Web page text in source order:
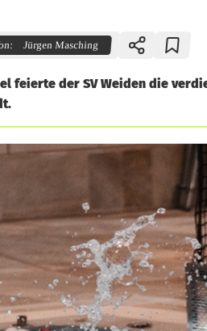
Jürgen Masching
feierte der SV Weiden die